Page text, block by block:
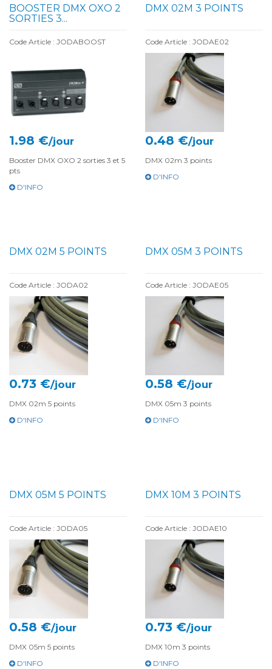
BOOSTER DMX OXO 2
SORTIES 3...
Code Article : JODABOOST
1.98 €/jour
Booster DMX OXO 2 sorties 3 et 5
pts
D'INFO
DMX 02M 3 POINTS
Code Article : JODAE02
0.48 €/jour
DMX 02m 3 points
D'INFO
DMX 02M 5 POINTS
Code Article : JODA02
0.73 €/jour
DMX 02m 5 points
D'INFO
DMX 05M 3 POINTS
Code Article : JODAE05
0.58 €/jour
DMX 05m 3 points
D'INFO
DMX 05M 5 POINTS
Code Article : JODA05
0.58 €/jour
DMX 05m 5 points
D'INFO
DMX 10M 3 POINTS
Code Article : JODAE10
0.73 €/jour
DMX 10m 3 points
D'INFO